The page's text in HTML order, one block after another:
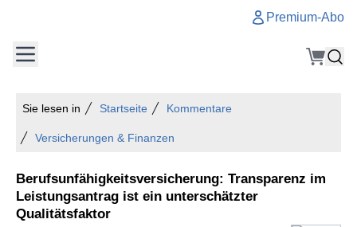
Premium-Abo
Sie lesen in Startseite Kommentare
Versicherungen & Finanzen
Berufsunfähigkeitsversicherung: Transparenz im
Leistungsantrag ist ein unterschätzter
Qualitätsfaktor